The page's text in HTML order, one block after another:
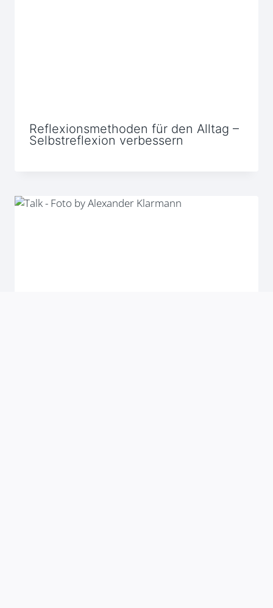
Reflexionsmethoden für den Alltag –
Selbstreflexion verbessern